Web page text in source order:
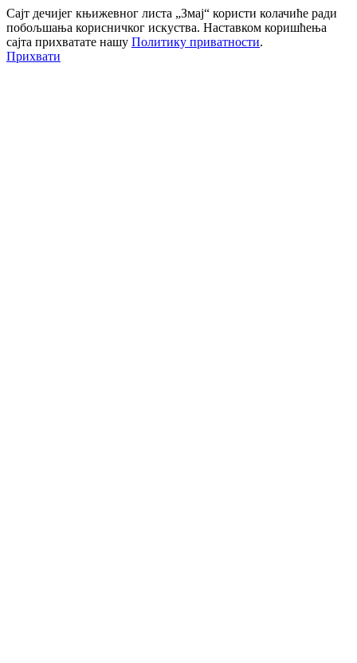
Сајт дечијег књижевног листа „Змај“ користи колачиће ради
побољшања корисничког искуства. Наставком коришћења
сајта прихватате нашу Политику приватности.
Прихвати